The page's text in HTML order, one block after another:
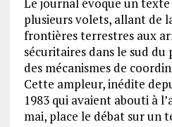
Le journal évoque un
plusieurs volets, allant de
frontières terrestres aux
sécuritaires dans le sud du
des mécanismes de
Cette ampleur, inédite
1983 qui avaient abouti à
mai, place le débat sur un